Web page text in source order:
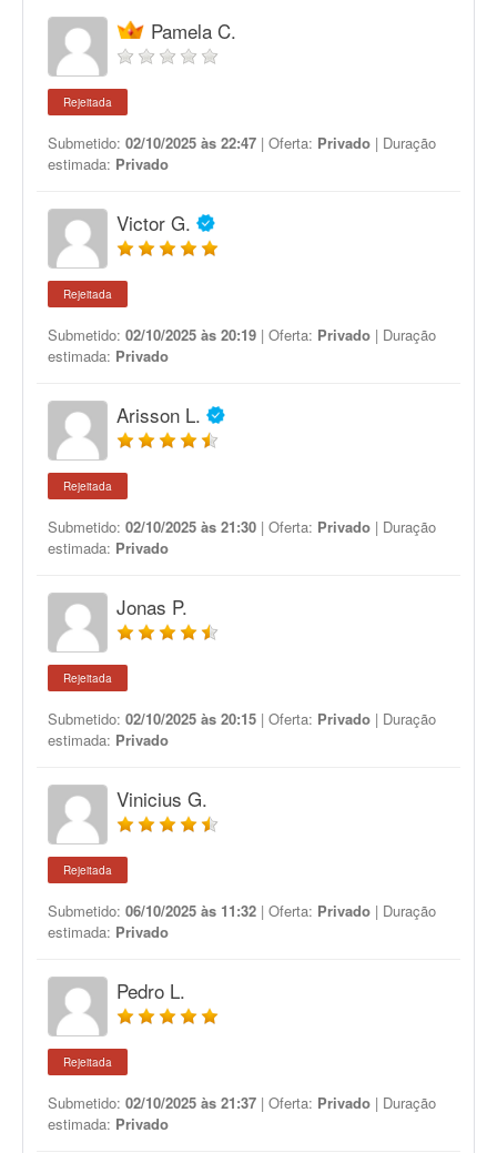
Pamela C.
Rejeitada
Submetido: 02/10/2025 às 22:47 | Oferta: Privado | Duração
estimada: Privado
Victor G.
Rejeitada
Submetido: 02/10/2025 às 20:19 | Oferta: Privado | Duração
estimada: Privado
Arisson L.
Rejeitada
Submetido: 02/10/2025 às 21:30 | Oferta: Privado | Duração
estimada: Privado
Jonas P.
Rejeitada
Submetido: 02/10/2025 às 20:15 | Oferta: Privado | Duração
estimada: Privado
Vinicius G.
Rejeitada
Submetido: 06/10/2025 às 11:32 | Oferta: Privado | Duração
estimada: Privado
Pedro L.
Rejeitada
Submetido: 02/10/2025 às 21:37 | Oferta: Privado | Duração
estimada: Privado